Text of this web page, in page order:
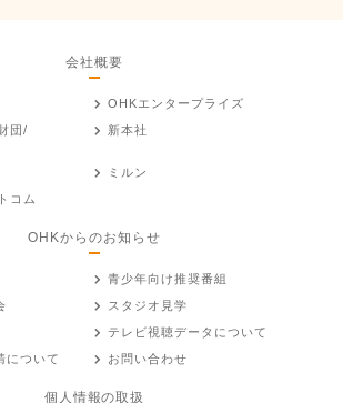
会社概要
OHKエンタープライズ
団/
新本社
ミルン
コム
OHKからのお知らせ
青少年向け推奨番組
スタジオ見学
テレビ視聴データについて
について
お問い合わせ
個人情報の取扱